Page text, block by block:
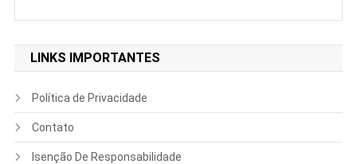
LINKS IMPORTANTES
Política de Privacidade
Contato
Isenção De Responsabilidade